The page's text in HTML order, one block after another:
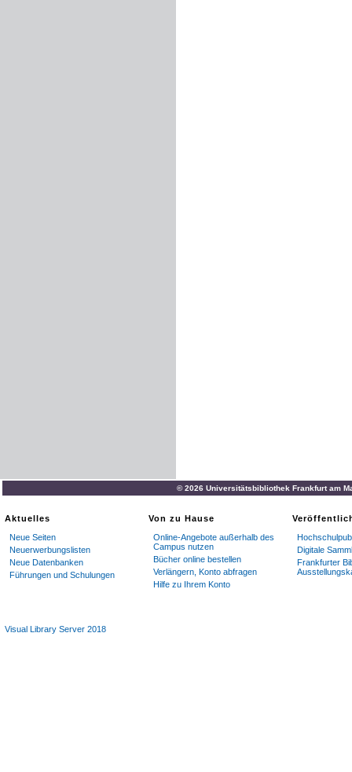
© 2026 Universitätsbibliothek Frankfurt am
Aktuelles
Neue Seiten
Neuerwerbungslisten
Neue Datenbanken
Führungen und Schulungen
Von zu Hause
Online-Angebote außerhalb des
Campus nutzen
Bücher online bestellen
Verlängern, Konto abfragen
Hilfe zu Ihrem Konto
Digitale
Frankfurter
Visual Library Server 2018